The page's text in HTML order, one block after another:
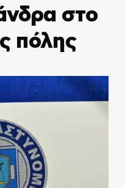
στο
πόλης